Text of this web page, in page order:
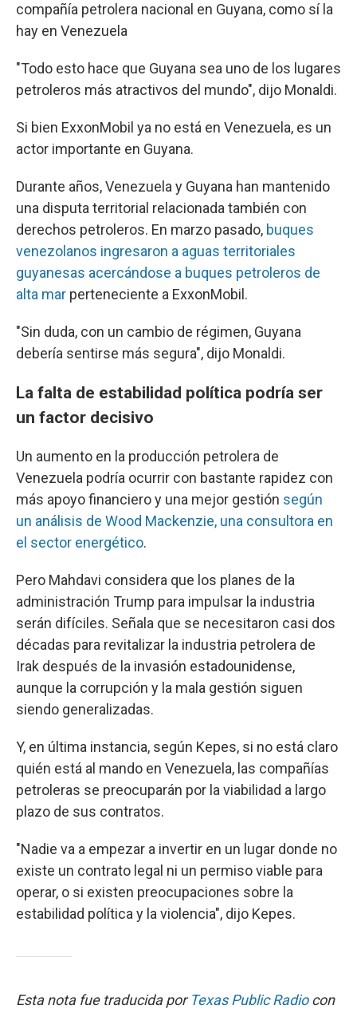
compañía petrolera nacional en Guyana, como sí la
hay en Venezuela
"Todo esto hace que Guyana sea uno de los lugares
petroleros más atractivos del mundo", dijo Monaldi.
Si bien ExxonMobil ya no está en Venezuela, es un
actor importante en Guyana.
Durante años, Venezuela y Guyana han mantenido
una disputa territorial relacionada también con
derechos petroleros. En marzo pasado, buques
venezolanos ingresaron a aguas territoriales
guyanesas acercándose a buques petroleros de
alta mar perteneciente a ExxonMobil.
"Sin duda, con un cambio de régimen, Guyana
debería sentirse más segura", dijo Monaldi.
La falta de estabilidad política podría ser
un factor decisivo
Un aumento en la producción petrolera de
Venezuela podría ocurrir con bastante rapidez con
más apoyo financiero y una mejor gestión según
un análisis de Wood Mackenzie, una consultora en
el sector energético.
Pero Mahdavi considera que los planes de la
administración Trump para impulsar la industria
serán difíciles. Señala que se necesitaron casi dos
décadas para revitalizar la industria petrolera de
Irak después de la invasión estadounidense,
aunque la corrupción y la mala gestión siguen
siendo generalizadas.
Y, en última instancia, según Kepes, si no está claro
quién está al mando en Venezuela, las compañías
petroleras se preocuparán por la viabilidad a largo
plazo de sus contratos.
"Nadie va a empezar a invertir en un lugar donde no
existe un contrato legal ni un permiso viable para
operar, o si existen preocupaciones sobre la
estabilidad política y la violencia", dijo Kepes.
Esta nota fue traducida por Texas Public Radiocon